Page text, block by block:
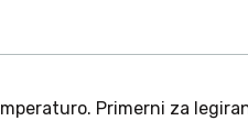
Primerni za